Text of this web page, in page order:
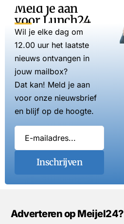
Meld je aan
voor Lunch24
Wil je elke dag om
12.00 uur het laatste
nieuws ontvangen in
jouw mailbox?
Dat kan! Meld je aan
voor onze nieuwsbrief
en blijf op de hoogte.
Inschrijven
Adverteren op Meijel24?